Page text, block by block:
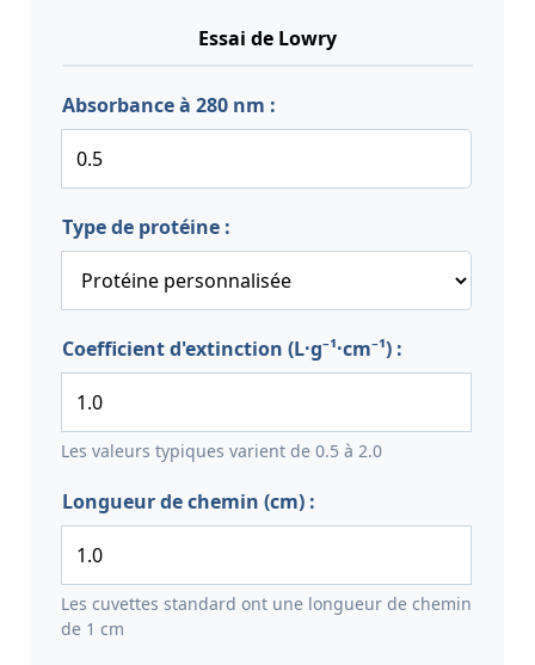
Essai de Lowry
Absorbance à 280 nm :
Type de protéine :
Coefficient d'extinction (L·g⁻¹·cm⁻¹) :
Les valeurs typiques varient de 0.5 à 2.0
Longueur de chemin (cm) :
Les cuvettes standard ont une longueur de chemin
de 1 cm